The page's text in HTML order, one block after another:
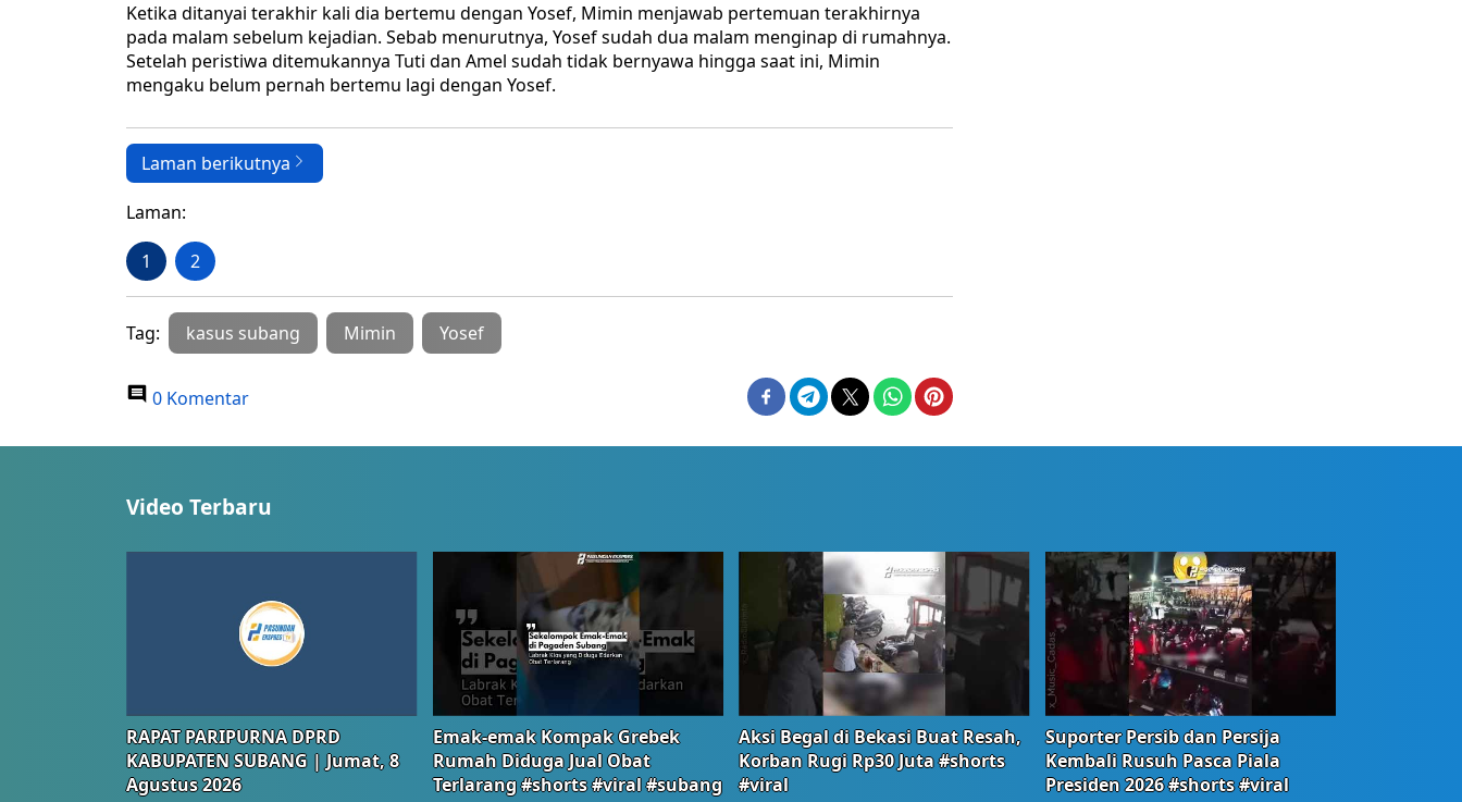
Ketika ditanyai terakhir kali dia bertemu dengan Yosef, Mimin menjawab pertemuan terakhirnya
pada malam sebelum kejadian. Sebab menurutnya, Yosef sudah dua malam menginap di rumahnya.
Setelah peristiwa ditemukannya Tuti dan Amel sudah tidak bernyawa hingga saat ini, Mimin
mengaku belum pernah bertemu lagi dengan Yosef.
Laman berikutnya
Laman:
1 2
Tag: kasus subang Mimin Yosef
0 Komentar
Video Terbaru
RAPAT PARIPURNA DPRD
KABUPATEN SUBANG | Jumat, 8
Agustus 2026
Emak-emak Kompak Grebek
Rumah Diduga Jual Obat
Terlarang #shorts #viral #subang
Aksi Begal di Bekasi Buat Resah,
Korban Rugi Rp30 Juta #shorts
#viral
Suporter Persib dan Persija
Kembali Rusuh Pasca Piala
Presiden 2026 #shorts #viral